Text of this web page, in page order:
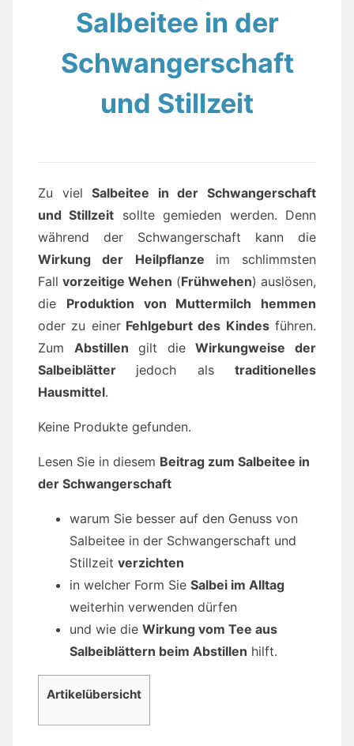
Salbeitee in der
Schwangerschaft
und Stillzeit
Zu vielSalbeitee in der Schwangerschaft
und Stillzeit sollte gemieden werden. Denn
während der Schwangerschaft kann die
Wirkung der Heilpflanze im schlimmsten
Fall vorzeitige Wehen (Frühwehen) auslösen,
die Produktion von Muttermilch hemmen
oder zu einerFehlgeburt des Kindesführen.
Zum Abstillen gilt dieWirkungweise der
Salbeiblätter jedoch alstraditionelles
Hausmittel.
Keine Produkte gefunden.
Lesen Sie in diesem Beitrag zum Salbeitee in
der Schwangerschaft
warum Sie besser auf den Genuss von
Salbeitee in der Schwangerschaft und
Stillzeit verzichten
in welcher Form Sie Salbei im Alltag
weiterhin verwenden dürfen
und wie die Wirkung vom Tee aus
Salbeiblättern beim Abstillen hilft.
Artikelübersicht